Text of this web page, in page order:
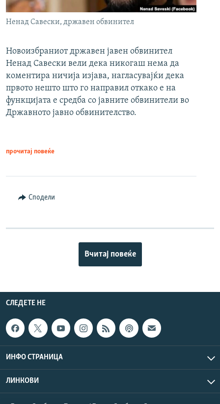
Ненад Савески, државен обвинител
Новоизбраниот државен јавен обвинител
Ненад Савески вели дека никогаш нема да
коментира ничија изјава, нагласувајќи дека
првото нешто што го направил откако е на
функцијата е средба со јавните обвинители во
Државното јавно обвинителство.
прочитај повеќе
Сподели
Вчитај повеќе
СЛЕДЕТЕ НЕ
ИНФО СТРАНИЦА
ЛИНКОВИ